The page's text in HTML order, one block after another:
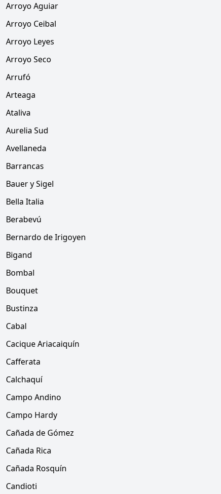
Arroyo Aguiar
Arroyo Ceibal
Arroyo Leyes
Arroyo Seco
Arrufó
Arteaga
Ataliva
Aurelia Sud
Avellaneda
Barrancas
Bauer y Sigel
Bella Italia
Berabevú
Bernardo de Irigoyen
Bigand
Bombal
Bouquet
Bustinza
Cabal
Cacique Ariacaiquín
Cafferata
Calchaquí
Campo Andino
Campo Hardy
Cañada de Gómez
Cañada Rica
Cañada Rosquín
Candioti